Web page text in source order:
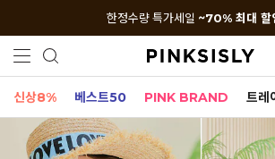
한정수량 특가세일 ~70% 최대 할
신상8% 베스트50 PINK BRAND 트레